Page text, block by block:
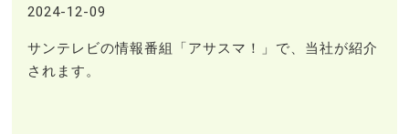
2024-12-09
サンテレビの情報番組「アサスマ！」で、当社が紹介
されます。